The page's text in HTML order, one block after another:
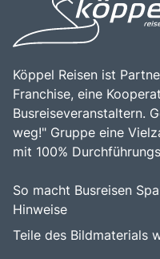
Köppel Reisen ist
Franchise, eine
Busreiseveranstaltern.
weg!" Gruppe eine
mit 100%
So macht Busreisen
Hinweise
Teile des Bildmaterials